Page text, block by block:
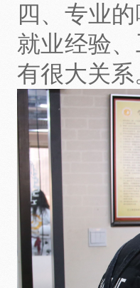
四、专业
就业经验
有很大关